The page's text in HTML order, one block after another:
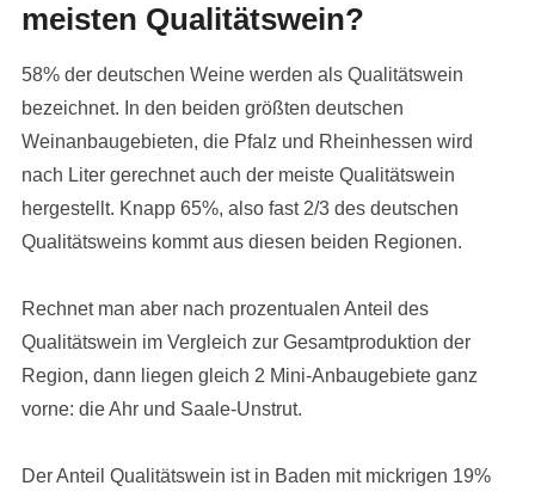
meisten Qualitätswein?
58% der deutschen Weine werden als Qualitätswein
bezeichnet. In den beiden größten deutschen
Weinanbaugebieten, die Pfalz und Rheinhessen wird
nach Liter gerechnet auch der meiste Qualitätswein
hergestellt. Knapp 65%, also fast 2/3 des deutschen
Qualitätsweins kommt aus diesen beiden Regionen.
Rechnet man aber nach prozentualen Anteil des
Qualitätswein im Vergleich zur Gesamtproduktion der
Region, dann liegen gleich 2 Mini-Anbaugebiete ganz
vorne: die Ahr und Saale-Unstrut.
Der Anteil Qualitätswein ist in Baden mit mickrigen 19%